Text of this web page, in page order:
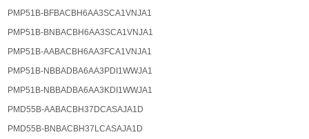
PMP51B-BFBACBH6AA3SCA1VNJA1
PMP51B-BNBACBH6AA3SCA1VNJA1
PMP51B-AABACBH6AA3FCA1VNJA1
PMP51B-NBBADBA6AA3PDI1WWJA1
PMP51B-NBBADBA6AA3KDI1WWJA1
PMD55B-AABACBH37DCASAJA1D
PMD55B-BNBACBH37LCASAJA1D